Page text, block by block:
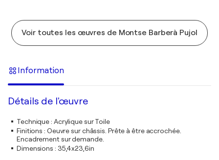
Voir toutes les œuvres de Montse Barberà Pujol
Information
Détails de l'œuvre
Technique: Acrylique sur Toile
Finitions : Oeuvre sur châssis. Prête à être accrochée.
Encadrement sur demande.
Dimensions : 35,4x23,6in